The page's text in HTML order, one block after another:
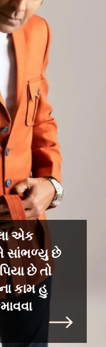
એક
સાંભળ્યુ છે
છે તો
કામ હુ